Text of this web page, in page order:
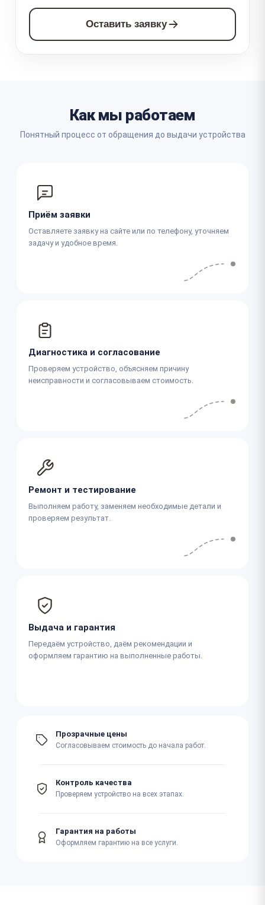
Оставить заявку
Как мы работаем
Понятный процесс от обращения до выдачи устройства
Приём заявки
Оставляете заявку на сайте или по телефону, уточняем
задачу и удобное время.
Диагностика и согласование
Проверяем устройство, объясняем причину
неисправности и согласовываем стоимость.
Ремонт и тестирование
Выполняем работу, заменяем необходимые детали и
проверяем результат.
Выдача и гарантия
Передаём устройство, даём рекомендации и
оформляем гарантию на выполненные работы.
Прозрачные цены
Согласовываем стоимость до начала работ.
Контроль качества
Проверяем устройство на всех этапах.
Гарантия на работы
Оформляем гарантию на все услуги.